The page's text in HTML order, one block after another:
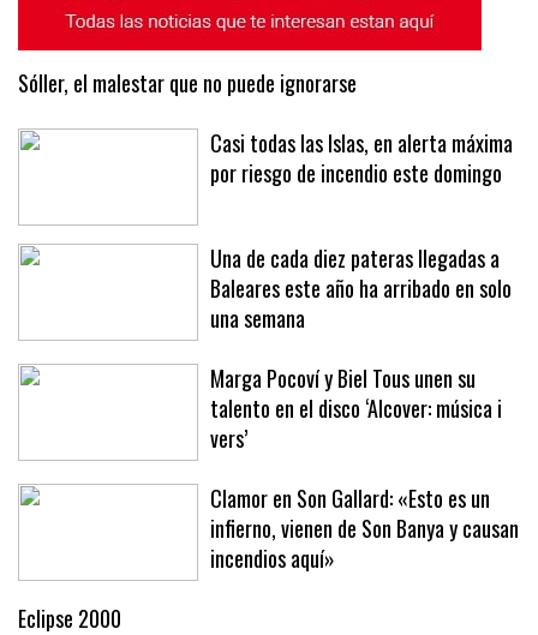
Sóller, el malestar que no puede ignorarse
Casi todas las Islas, en alerta máxima
por riesgo de incendio este domingo
Una de cada diez pateras llegadas a
Baleares este año ha arribado en solo
una semana
Marga Pocoví y Biel Tous unen su
talento en el disco ‘Alcover: música i
vers’
Clamor en Son Gallard: «Esto es un
infierno, vienen de Son Banya y causan
incendios aquí»
Eclipse 2000